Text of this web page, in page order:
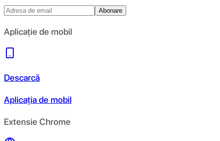
Abonare
Aplicație de mobil
Descarcă
Aplicația de mobil
Extensie Chrome